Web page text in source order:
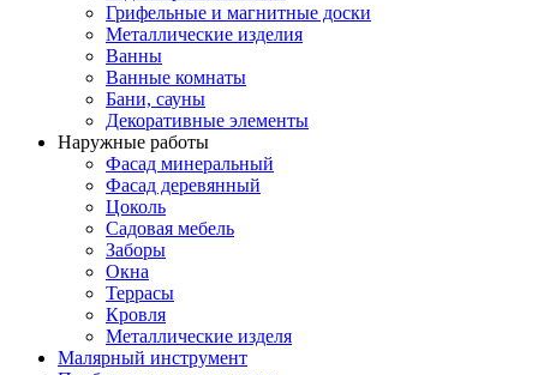
Грифельные и магнитные доски
Металлические изделия
Ванны
Ванные комнаты
Бани, сауны
Декоративные элементы
Наружные работы
Фасад минеральный
Фасад деревянный
Цоколь
Садовая мебель
Заборы
Окна
Террасы
Кровля
Металлические изделя
Малярный инструмент